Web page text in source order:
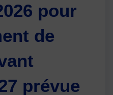
pour
de
prévue